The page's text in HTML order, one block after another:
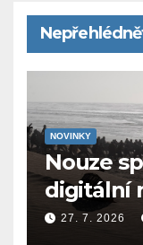
NOVINKY
Nouze
digitální
27. 7. 2026